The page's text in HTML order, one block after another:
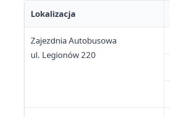
Lokalizacja
Zajezdnia Autobusowa
ul. Legionów 220